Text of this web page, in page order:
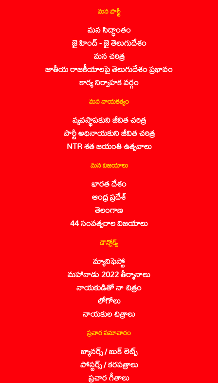
మన పార్టీ
మన సిద్ధాంతం
జై హింద్ - జై తెలుగుదేశం
మన చరిత్ర
జాతీయ రాజకీయాలపై తెలుగుదేశం ప్రభావం
కార్య నిర్వాహక వర్గం
మన నాయకత్వం
వ్యవస్థాపకుని జీవిత చరిత్ర
పార్టీ అధినాయకుని జీవిత చరిత్ర
NTR శత జయంతి ఉత్సవాలు
మన విజయాలు
భారత దేశం
ఆంధ్ర ప్రదేశ్
తెలంగాణ
44 సంవత్సరాల విజయాలు
డౌన్లోడ్స్
మ్యానిఫెస్టో
మహానాడు 2022 తీర్మానాలు
నాయకుడితో నా చిత్రం
లోగోలు
నాయకుల చిత్రాలు
ప్రచార సమాచారం
బ్యానర్స్ / బుక్ లెట్స్
పోస్టర్స్ / కరపత్రాలు
ప్రచార గీతాలు